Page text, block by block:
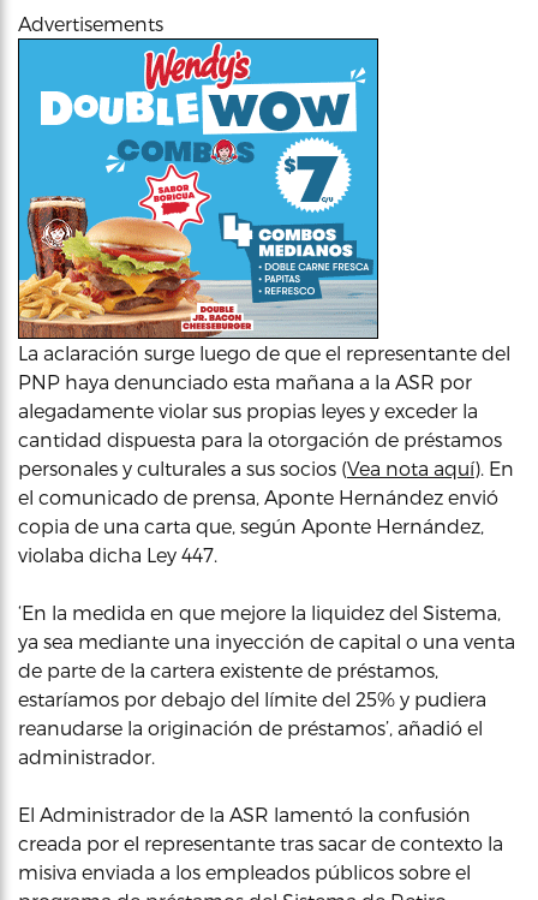
Advertisements
La aclaración surge luego de que el representante del
PNP haya denunciado esta mañana a la ASR por
alegadamente violar sus propias leyes y exceder la
cantidad dispuesta para la otorgación de préstamos
personales y culturales a sus socios (Vea nota aquí). En
el comunicado de prensa, Aponte Hernández envió
copia de una carta que, según Aponte Hernández,
violaba dicha Ley 447.
‘En la medida en que mejore la liquidez del Sistema,
ya sea mediante una inyección de capital o una venta
de parte de la cartera existente de préstamos,
estaríamos por debajo del límite del 25% y pudiera
reanudarse la originación de préstamos’, añadió el
administrador.
El Administrador de la ASR lamentó la confusión
creada por el representante tras sacar de contexto la
misiva enviada a los empleados públicos sobre el